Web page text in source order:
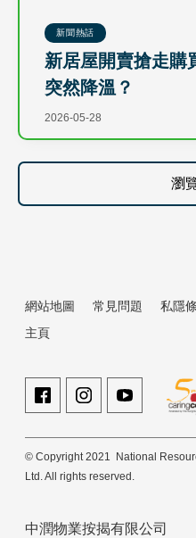
新聞熱話
新居屋開賣搶走購
突然降溫？
2026-05-28
瀏
網站地圖 常見問題 私隱
主頁
© Copyright 2021 National
Ltd. All rights reserved.
中潤物業按揭有限公司